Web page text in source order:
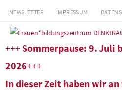
Zum
springen
NEWSLETTER IMPRESSUM
+++ Sommerpause: 9. Juli
2026+++
In dieser Zeit haben wir an